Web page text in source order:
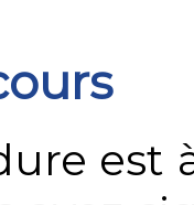
est